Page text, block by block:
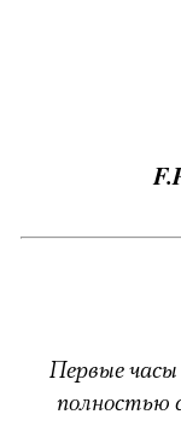
Первые часы
полностью